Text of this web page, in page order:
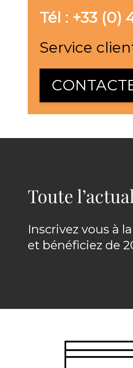
Tél : +33 (0)
Service
Toute
Inscrivez vous à
et bénéficiez de